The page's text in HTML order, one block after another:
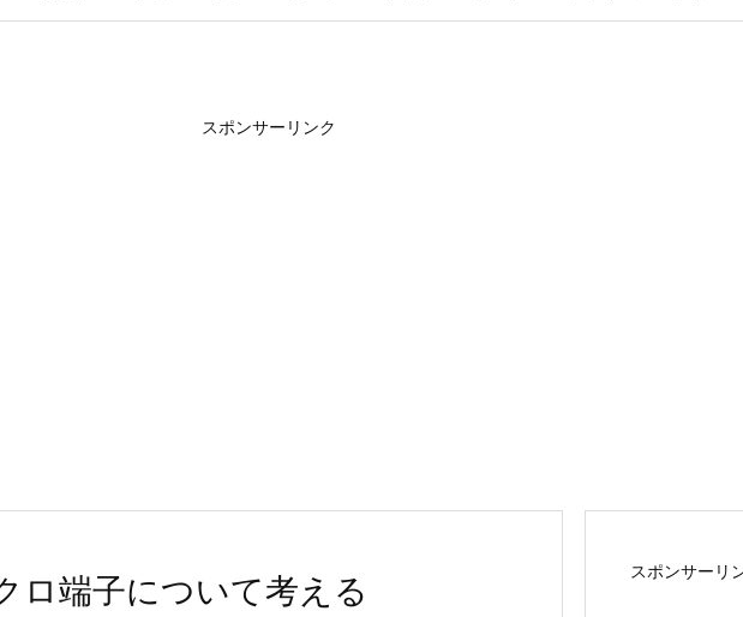
スポンサーリンク
ロ端子について考える スポンサーリ